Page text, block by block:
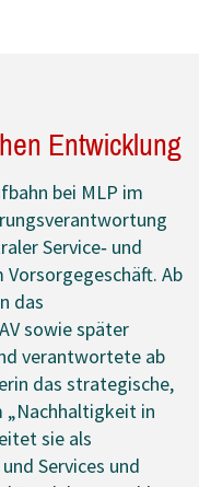
Entwicklung
bei MLP im
Service‑ und
Ab
das
sowie später
verantwortete ab
das strategische,
„Nachhaltigkeit in
sie als
Services und